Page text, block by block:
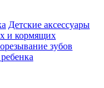
Детские аксессуары
и кормящих
зубов